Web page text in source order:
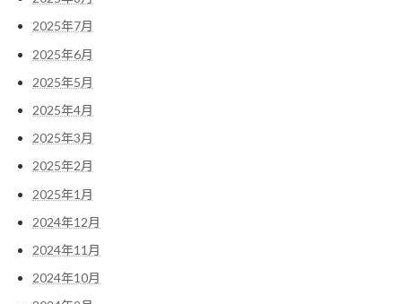
2025年7月
2025年6月
2025年5月
2025年4月
2025年3月
2025年2月
2025年1月
2024年12月
2024年11月
2024年10月